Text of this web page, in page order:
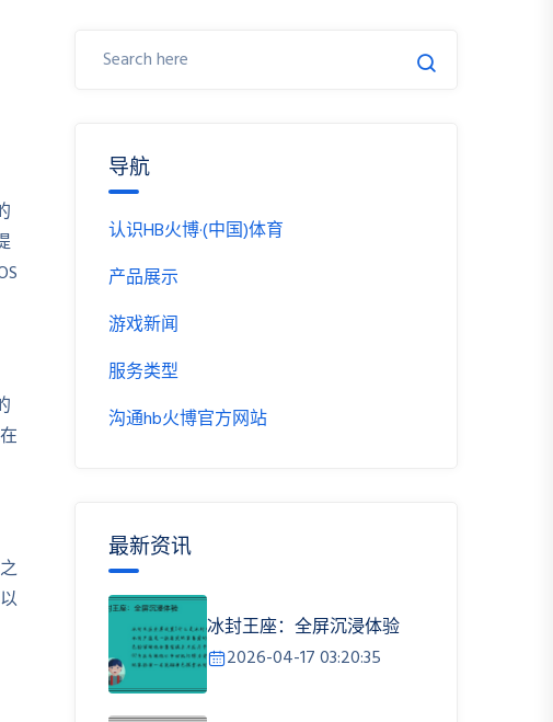
导航
认识HB火博·(中国)体育
产品展示
游戏新闻
服务类型
沟通hb火博官方网站
最新资讯
冰封王座：全屏沉浸体验
2026-04-17 03:20:35